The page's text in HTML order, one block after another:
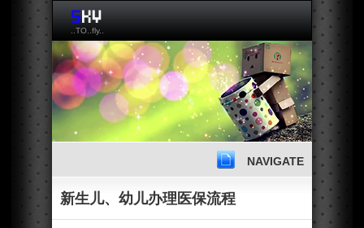
..TO..fly..
NAVIGATE
新生儿、幼儿办理医保流程